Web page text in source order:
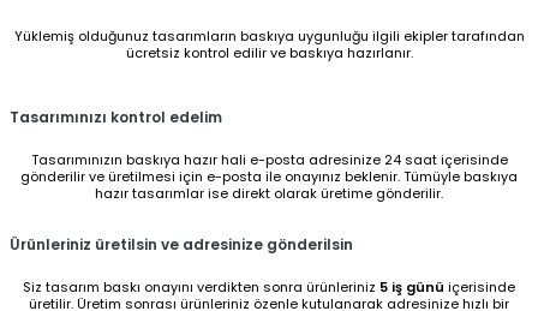
Yüklemiş olduğunuz tasarımların baskıya uygunluğu ilgili ekipler tarafından
ücretsiz kontrol edilir ve baskıya hazırlanır.
Tasarımınızı kontrol edelim
Tasarımınızın baskıya hazır hali e-posta adresinize 24 saat içerisinde
gönderilir ve üretilmesi için e-posta ile onayınız beklenir. Tümüyle baskıya
hazır tasarımlar ise direkt olarak üretime gönderilir.
Ürünleriniz üretilsin ve adresinize gönderilsin
Siz tasarım baskı onayını verdikten sonra ürünleriniz 5 iş günü içerisinde
üretilir. Üretim sonrası ürünleriniz özenle kutulanarak adresinize hızlı bir